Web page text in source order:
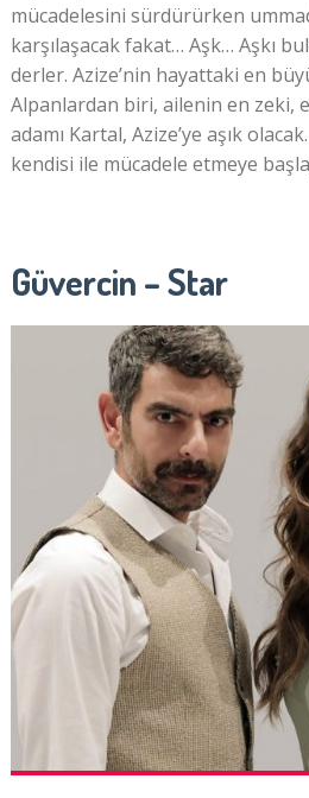
mücadelesini sürdürürken
karşılaşacak fakat… Aşk… Aşkı
derler. Azize’nin hayattaki en
Alpanlardan biri, ailenin en zeki,
adamı Kartal, Azize’ye aşık
kendisi ile mücadele etmeye
Güvercin – Star